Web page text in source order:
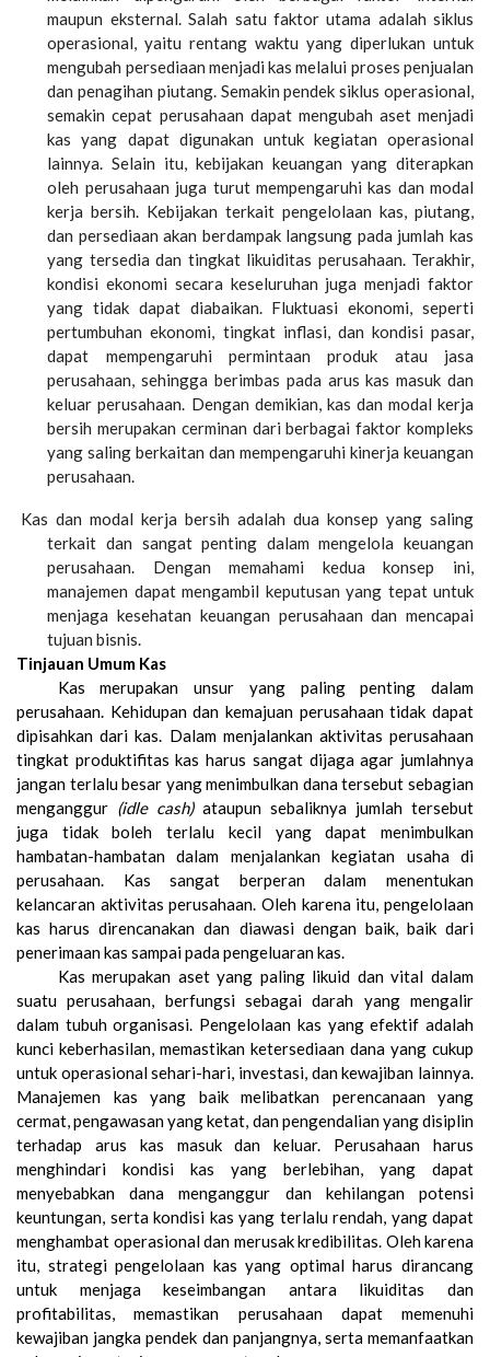
maupun eksternal. Salah satu faktor utama adalah siklus
operasional, yaitu rentang waktu yang diperlukan untuk
mengubah persediaan menjadi kas melalui proses penjualan
dan penagihan piutang. Semakin pendek siklus operasional,
semakin cepat perusahaan dapat mengubah aset menjadi
kas yang dapat digunakan untuk kegiatan operasional
lainnya. Selain itu, kebijakan keuangan yang diterapkan
oleh perusahaan juga turut mempengaruhi kas dan modal
kerja bersih. Kebijakan terkait pengelolaan kas, piutang,
dan persediaan akan berdampak langsung pada jumlah kas
yang tersedia dan tingkat likuiditas perusahaan. Terakhir,
kondisi ekonomi secara keseluruhan juga menjadi faktor
yang tidak dapat diabaikan. Fluktuasi ekonomi, seperti
pertumbuhan ekonomi, tingkat inflasi, dan kondisi pasar,
dapat mempengaruhi permintaan produk atau jasa
perusahaan, sehingga berimbas pada arus kas masuk dan
keluar perusahaan. Dengan demikian, kas dan modal kerja
bersih merupakan cerminan dari berbagai faktor kompleks
yang saling berkaitan dan mempengaruhi kinerja keuangan
perusahaan.
Kas dan modal kerja bersih adalah dua konsep yang saling
terkait dan sangat penting dalam mengelola keuangan
perusahaan. Dengan memahami kedua konsep ini,
manajemen dapat mengambil keputusan yang tepat untuk
menjaga kesehatan keuangan perusahaan dan mencapai
tujuan bisnis.
Tinjauan Umum Kas
Kas merupakan unsur yang paling penting dalam
perusahaan. Kehidupan dan kemajuan perusahaan tidak dapat
dipisahkan dari kas. Dalam menjalankan aktivitas perusahaan
tingkat produktifitas kas harus sangat dijaga agar jumlahnya
jangan terlalu besar yang menimbulkan dana tersebut sebagian
menganggur (idle cash)ataupun sebaliknya jumlah tersebut
juga tidak boleh terlalu kecil yang dapat menimbulkan
hambatan-hambatan dalam menjalankan kegiatan usaha di
perusahaan. Kas sangat berperan dalam menentukan
kelancaran aktivitas perusahaan. Oleh karena itu, pengelolaan
kas harus direncanakan dan diawasi dengan baik, baik dari
penerimaan kas sampai pada pengeluaran kas.
Kas merupakan aset yang paling likuid dan vital dalam
suatu perusahaan, berfungsi sebagai darah yang mengalir
dalam tubuh organisasi. Pengelolaan kas yang efektif adalah
kunci keberhasilan, memastikan ketersediaan dana yang cukup
untuk operasional sehari-hari, investasi, dan kewajiban lainnya.
Manajemen kas yang baik melibatkan perencanaan yang
cermat, pengawasan yang ketat, dan pengendalian yang disiplin
terhadap arus kas masuk dan keluar. Perusahaan harus
menghindari kondisi kas yang berlebihan, yang dapat
menyebabkan dana menganggur dan kehilangan potensi
keuntungan, serta kondisi kas yang terlalu rendah, yang dapat
menghambat operasional dan merusak kredibilitas. Oleh karena
itu, strategi pengelolaan kas yang optimal harus dirancang
untuk menjaga keseimbangan antara likuiditas dan
profitabilitas, memastikan perusahaan dapat memenuhi
kewajiban jangka pendek dan panjangnya, serta memanfaatkan